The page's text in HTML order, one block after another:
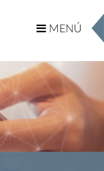
MENÚ
MENÚ